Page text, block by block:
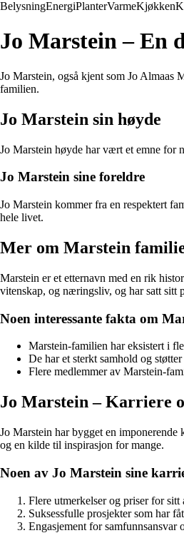
BelysningEnergiPlanterVarmeKjøkken
Jo Marstein – En
Jo Marstein, også kjent som Jo Almaas
familien.
Jo Marstein sin høyde
Jo Marstein høyde har vært et emne for
Jo Marstein sine foreldre
Jo Marstein kommer fra en respektert
hele livet.
Mer om Marstein
Marstein er et etternavn med en rik
vitenskap, og næringsliv, og har satt sitt
Noen interessante fakta om
Marstein-familien har eksistert i
De har et sterkt samhold og
Flere medlemmer av Marstein-
Jo Marstein – Karriere
Jo Marstein har bygget en
og en kilde til inspirasjon for mange.
Noen av Jo Marstein sine
Flere utmerkelser og priser for sitt
Suksessfulle prosjekter som har
Engasjement for samfunnsansvar